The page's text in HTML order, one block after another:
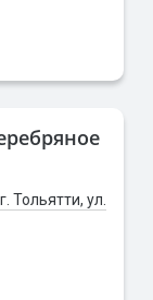
Тольятти, ул.